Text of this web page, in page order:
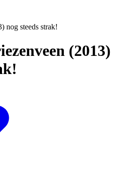
nog steeds strak!
(2013)